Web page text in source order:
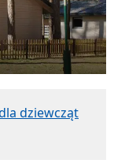
dziewcząt